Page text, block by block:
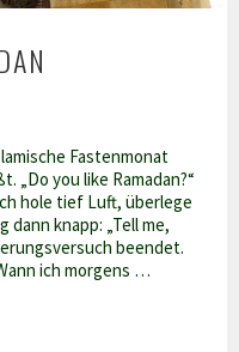
Fastenmonat
„Do you like Ramadan?“
hole tief Luft, überlege
knapp: „Tell me,
beendet.
ich morgens …